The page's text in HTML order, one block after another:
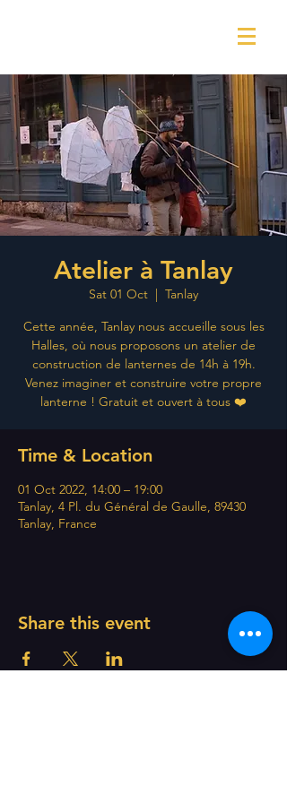
Atelier à Tanlay
Sat 01 Oct
  |
Tanlay
Cette année, Tanlay nous accueille sous les
Halles, où nous proposons un atelier de
construction de lanternes de 14h à 19h.
Venez imaginer et construire votre propre
lanterne ! Gratuit et ouvert à tous ❤️
Time & Location
01 Oct 2022, 14:00 – 19:00
Tanlay, 4 Pl. du Général de Gaulle, 89430
Tanlay, France
Share this event